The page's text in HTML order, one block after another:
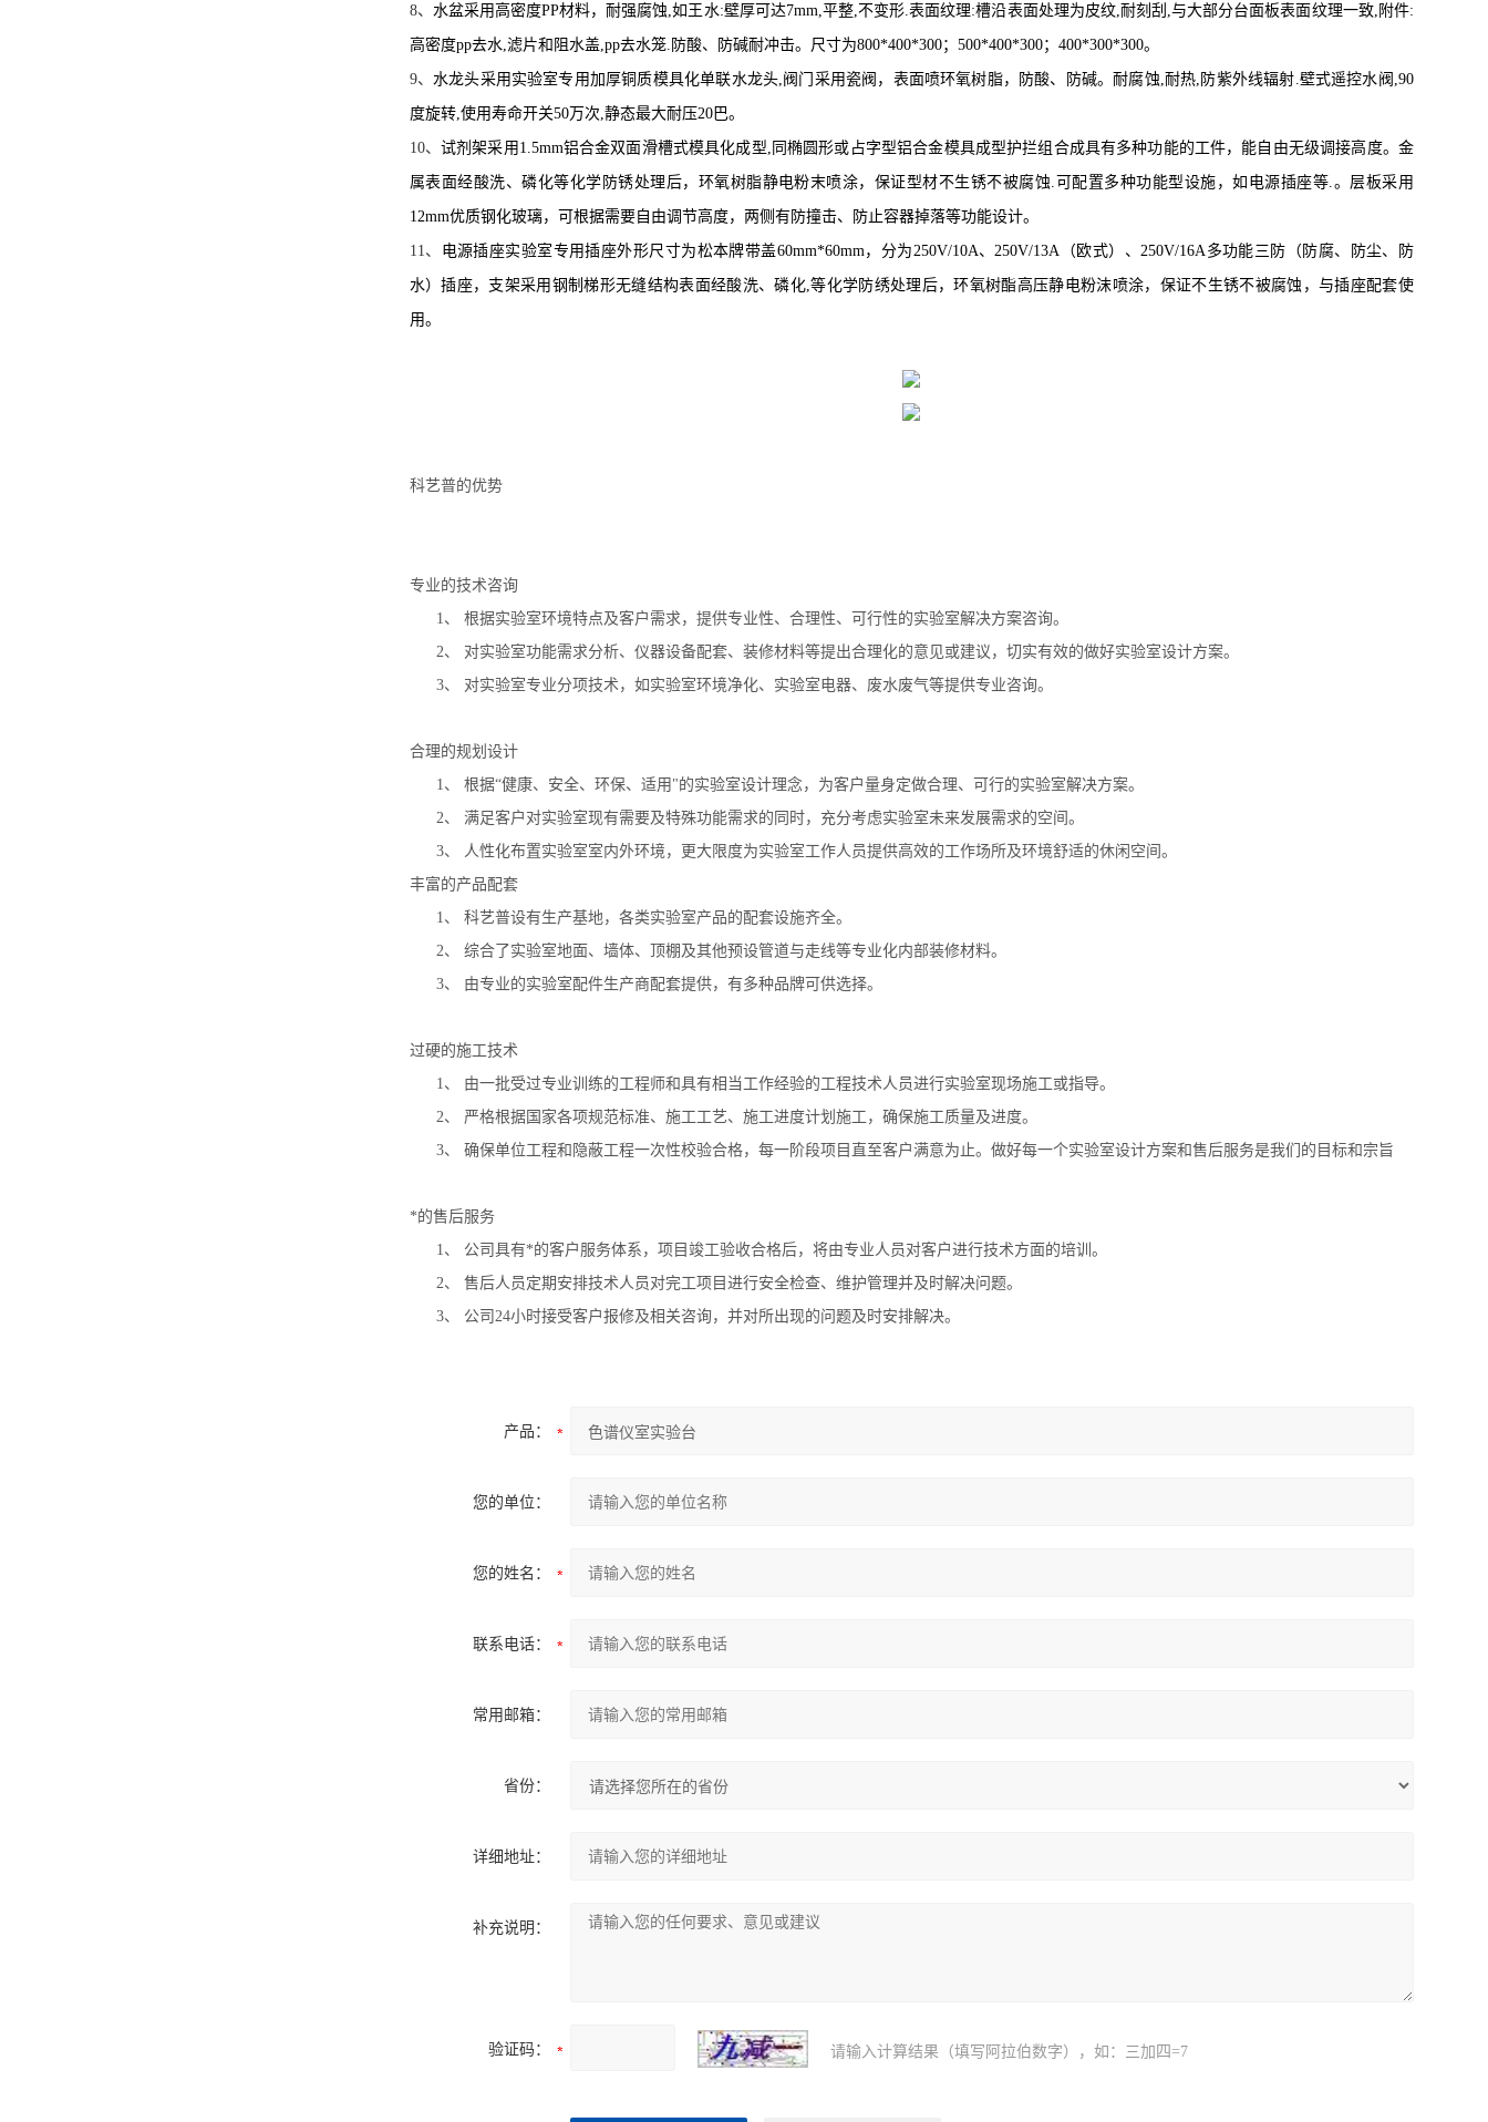
8、 水盆采用高密度PP材料，耐强腐蚀,如王水:壁厚可达7mm,平整,不变形.表面纹理:槽沿表面处理为皮纹,耐刻刮 ,与大部分台面板表面纹理一致, 附件:
高密度pp去水,滤片和阻水盖,pp去水笼. 防酸、防碱耐冲击。尺寸为800*400*300； 500*400*300； 400*300*300。
9、 水龙头采用实验室专用加厚铜质模具化单联水龙头,阀门采用瓷阀，表面喷环氧树脂，防酸、防碱。 耐腐蚀,耐热, 防紫外线辐射.壁式遥控水阀 ,90
度旋转,使用寿命开关50万次,静态最大耐压20巴。
10、 试剂架采用 1.5mm铝合金双面滑槽式模具化成型, 同椭圆形或占字型铝合金模具成型护拦组合成具有多种功能的工件，能自由无级调接高度。金
属表面经酸洗、磷化等化学防锈处理后，环氧树脂静电粉末喷涂，保证型材不生锈不被腐蚀. 可配置多种功能型设施，如电源插座等.。层板采用
12mm优质钢化玻璃，可根据需要自由调节高度，两侧有防撞击、防止容器掉落等功能设计。
11、 电源插座实验室专用插座外形尺寸为松本牌带盖60mm*60mm，分为250V/10A、250V/13A （欧式）、250V/16A多功能三防（防腐、防尘、防
水）插座，支架采用钢制梯形无缝结构表面经酸洗、磷化,等化学防绣处理后，环氧树酯高压静电粉沫喷涂，保证不生锈不被腐蚀，与插座配套使
用。
科艺普的优势
专业的技术咨询
1、 根据实验室环境特点及客户需求，提供专业性、合理性、可行性的实验室解决方案咨询。
2、 对实验室功能需求分析、仪器设备配套、装修材料等提出合理化的意见或建议，切实有效的做好实验室设计方案。
3、 对实验室专业分项技术，如实验室环境净化、实验室电器、废水废气等提供专业咨询。
合理的规划设计
1、 根据“健康、安全、环保、适用"的实验室设计理念，为客户量身定做合理、可行的实验室解决方案。
2、 满足客户对实验室现有需要及特殊功能需求的同时，充分考虑实验室未来发展需求的空间。
3、 人性化布置实验室室内外环境，更大限度为实验室工作人员提供高效的工作场所及环境舒适的休闲空间。
丰富的产品配套
1、 科艺普设有生产基地，各类实验室产品的配套设施齐全。
2、 综合了实验室地面、墙体、顶棚及其他预设管道与走线等专业化内部装修材料。
3、 由专业的实验室配件生产商配套提供，有多种品牌可供选择。
过硬的施工技术
1、 由一批受过专业训练的工程师和具有相当工作经验的工程技术人员进行实验室现场施工或指导。
2、 严格根据国家各项规范标准、施工工艺、施工进度计划施工，确保施工质量及进度。
3、 确保单位工程和隐蔽工程一次性校验合格，每一阶段项目直至客户满意为止。做好每一个实验室设计方案和售后服务是我们的目标和宗旨
*的售后服务
1、 公司具有*的客户服务体系，项目竣工验收合格后，将由专业人员对客户进行技术方面的培训。
2、 售后人员定期安排技术人员对完工项目进行安全检查、维护管理并及时解决问题。
3、 公司 24小时接受客户报修及相关咨询，并对所出现的问题及时安排解决。
产品：
您的单位：
您的姓名：
联系电话：
常用邮箱：
省份：
详细地址：
补充说明：
验证码： 请输入计算结果（填写阿拉伯数字），如：三加四=7